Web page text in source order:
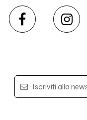
Iscriviti alla